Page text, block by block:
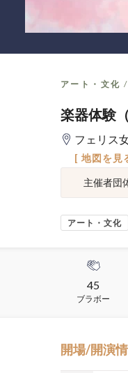
アート・文化
楽器体験
フェリス
[ 地図を見
主催者団
アート・文化
45
ブラボー
開場/開演